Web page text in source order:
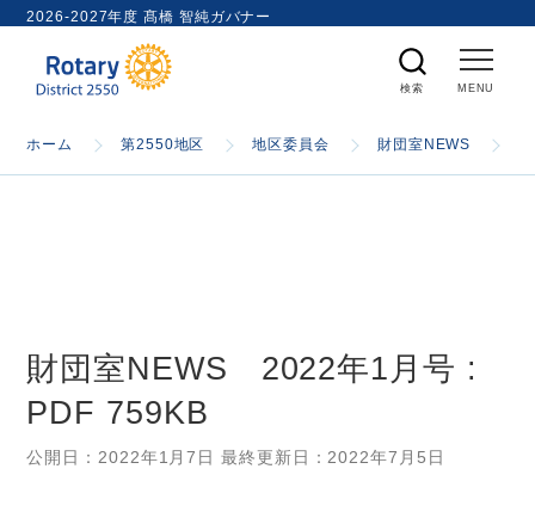
2026-2027年度 髙橋 智純ガバナー
内
ホーム 第2550地区 地区委員会 財団室NEWS
財団室NEWS 2022年1月号 :
PDF 759KB
公開日：2022年1月7日 最終更新日：2022年7月5日
ガバナー
スケジュール